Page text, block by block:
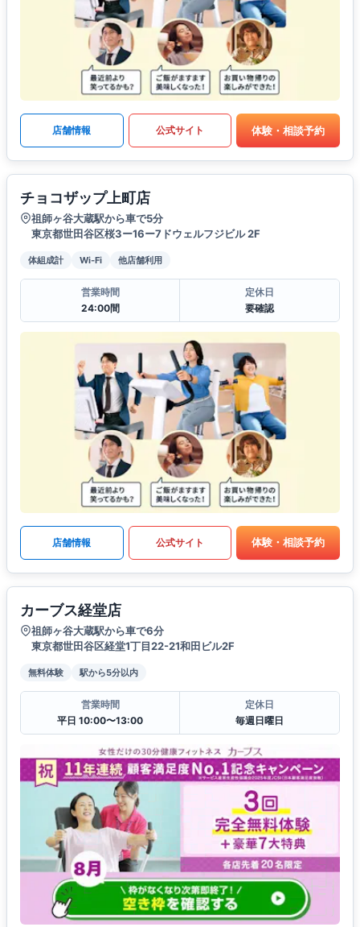
店舗情報 公式サイト 体験・相談予約
チョコザップ上町店
祖師ヶ谷大蔵駅から車で5分
東京都世田谷区桜3ー16ー7ドウェルフジビル 2F
体組成計 Wi-Fi 他店舗利用
営業時間
24:00間
定休日
要確認
店舗情報 公式サイト 体験・相談予約
カーブス経堂店
祖師ヶ谷大蔵駅から車で6分
東京都世田谷区経堂1丁目22-21和田ビル2F
無料体験 駅から5分以内
営業時間
平日 10:00〜13:00
定休日
毎週日曜日